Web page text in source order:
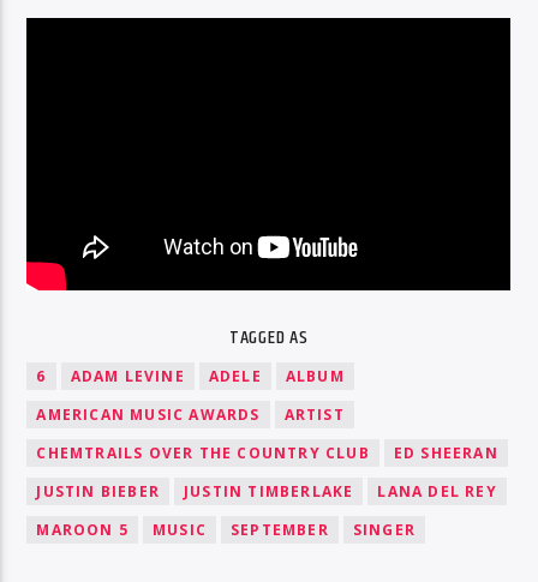
TAGGED AS
6 ADAM LEVINE ADELE
ALBUM
AMERICAN MUSIC AWARDS
ARTIST
CHEMTRAILS OVER THE COUNTRY CLUB
ED SHEERAN
JUSTIN BIEBER
JUSTIN TIMBERLAKE
LANA DEL REY
MAROON 5
MUSIC SEPTEMBER SINGER